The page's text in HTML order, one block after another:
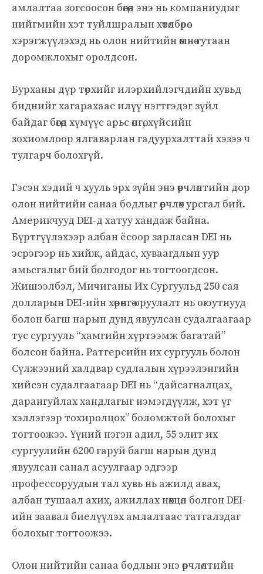
амлалтаа зогсоосон бөгөөд энэ нь компаниудыг
нийгмийн хэт туйлшралын хөтөлбөрөө
хэрэгжүүлэхэд нь олон нийтийн өмнө гутаан
доромжлохыг оролдсон.
Бурханы дүр төрхийг илэрхийлэгчдийн хувьд
биднийг хагарахаас илүү нэгтгэдэг зүйл
байдаг бөгөөд хүмүүс арьс өнгө, хүйсийн
зохиомлоор ялгаварлан гадуурхалттай хэзээ ч
тулгарч болохгүй.
Гэсэн хэдий ч хууль эрх зүйн энэ өөрчлөлтийн дор
олон нийтийн санаа бодлыг өөрчлөх урсгал бий.
Америкчууд DEI-д хатуу хандаж байна.
Бүртгүүлэхээр албан ёсоор зарласан DEI нь
эсрэгээр нь хийж, айдас, хуваагдлын уур
амьсгалыг бий болгодог нь тогтоогдсон.
Жишээлбэл, Мичиганы Их Сургуульд 250 сая
долларын DEI-ийн хөрөнгө оруулалт нь оюутнууд
болон багш нарын дунд явуулсан судалгаагаар
тус сургууль “хамгийн хүртээмж багатай”
болсон байна. Ратгерсийн их сургууль болон
Сүлжээний халдвар судлалын хүрээлэнгийн
хийсэн судалгаагаар DEI нь “дайсагналцах,
дарангуйлах хандлагыг нэмэгдүүлж, хэт үг
хэллэгээр тохиролцох” боломжтой болохыг
тогтоожээ. Үүний нэгэн адил, 55 элит их
сургуулийн 6200 гаруй багш нарын дунд
явуулсан санал асуулгаар эдгээр
профессоруудын тал хувь нь ажилд авах,
албан тушаал ахих, ажиллах нөхцөл болгон DEI-
ийн заавал биелүүлэх амлалтаас татгалздаг
болохыг тогтоожээ.
Олон нийтийн санаа бодлын энэ өөрчлөлтийн